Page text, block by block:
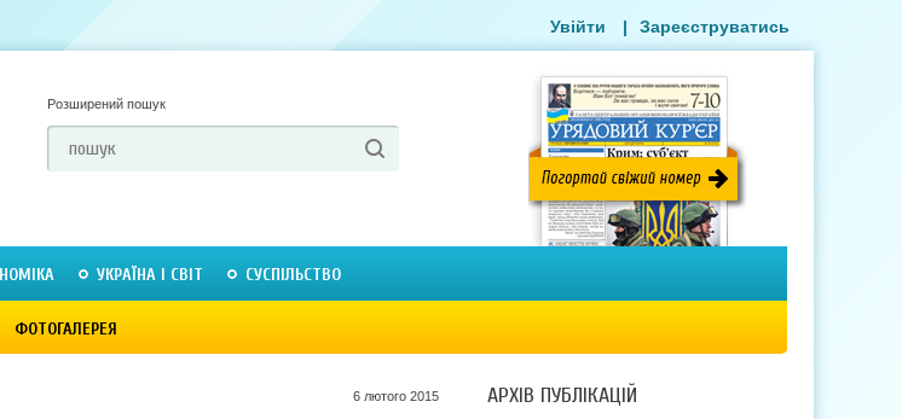
Розширений пошук
УКРАЇНА І СВІТ СУСПІЛЬСТВО
ФОТОГАЛЕРЕЯ
Увійти | Зареєструватись
6 лютого 2015 АРХІВ ПУБЛІКАЦІЙ